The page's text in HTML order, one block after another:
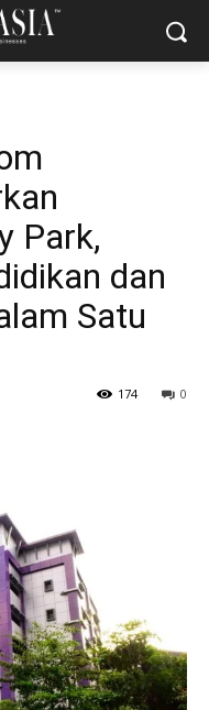
Park,
dan
Satu
0
174